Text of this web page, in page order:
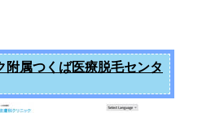
附属つくば医療脱毛センタ